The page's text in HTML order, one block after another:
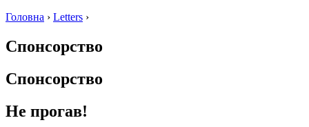
Головна › Letters ›
Спонсорство
Спонсорство
Не прогав!